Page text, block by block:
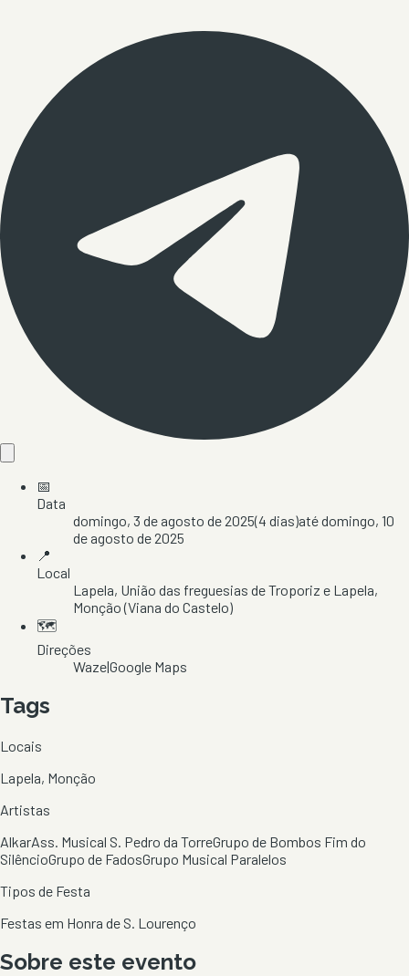
📅
Data
domingo, 3 de agosto de 2025(4 dias)atédomingo, 10
de agosto de 2025
📍
Local
Lapela, União das freguesias de Troporiz e Lapela,
Monção(Viana do Castelo)
🗺️
Direções
Waze|Google Maps
Tags
Locais
Lapela, Monção
Artistas
AlkarAss. Musical S. Pedro da TorreGrupo de Bombos Fim do
SilêncioGrupo de FadosGrupo Musical Paralelos
Tipos de Festa
Festas em Honra de S. Lourenço
Sobre este evento